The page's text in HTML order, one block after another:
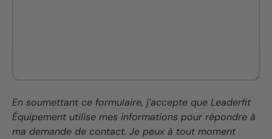
En soumettant ce formulaire, j’accepte que Leaderfit
Équipement utilise mes informations pour répondre à
ma demande de contact. Je peux à tout moment